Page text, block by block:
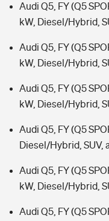
Audi Q5, FY (Q5
kW, Diesel/Hybrid,
Audi Q5, FY (Q5
kW, Diesel/Hybrid,
Audi Q5, FY (Q5
kW, Diesel/Hybrid,
Audi Q5, FY (Q5
Diesel/Hybrid, SUV,
Audi Q5, FY (Q5
kW, Diesel/Hybrid,
Audi Q5, FY (Q5